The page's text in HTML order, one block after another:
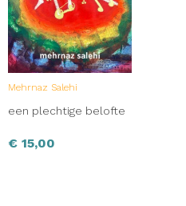
Mehrnaz Salehi
een plechtige belofte
€ 15,00